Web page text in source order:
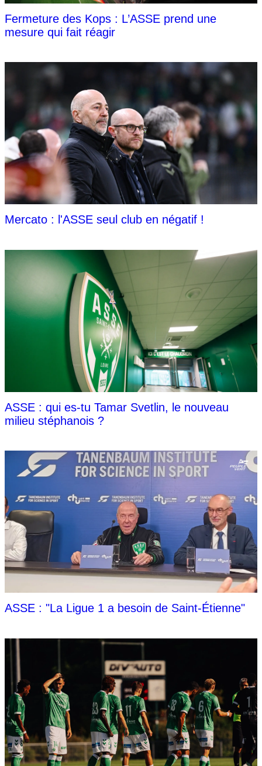
Fermeture des Kops : L’ASSE prend une
mesure qui fait réagir
Mercato : l'ASSE seul club en négatif !
ASSE : qui es-tu Tamar Svetlin, le nouveau
milieu stéphanois ?
ASSE : "La Ligue 1 a besoin de Saint-Étienne"